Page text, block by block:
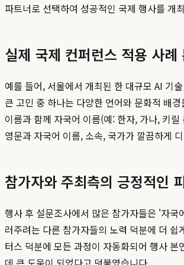
파트너로 선택하여 성공적인 국제 행사를 개
실제 국제 컨퍼런스 적용 사례
예를 들어, 서울에서 개최된 한 대규모 AI 기
큰 고민 중 하나는 다양한 언어와 문화적 배
이름과 함께 자국어 이름(예: 한자, 가나, 키
영문과 자국어 이름, 소속, 국가가 깔끔하게
참가자와 주최측의 긍정적인
행사 후 설문조사에서 많은 참가자들은 '자
러주려는 다른 참가자들의 노력 덕분에 더
터스 덕분에 모든 과정이 자동화되어 행사